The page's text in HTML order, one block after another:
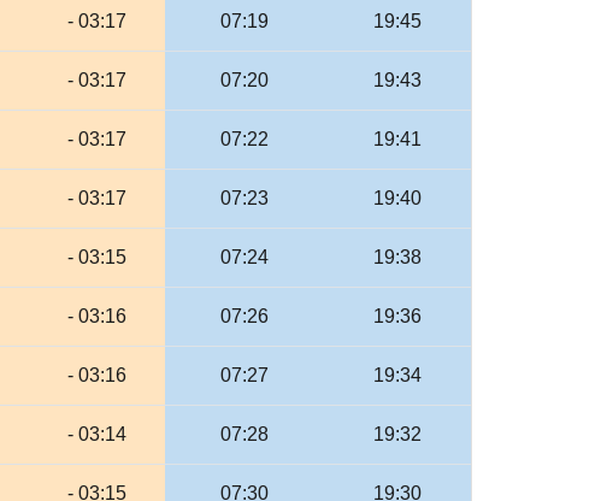
- 03:17 07:19 19:45
- 03:17 07:20 19:43
- 03:17 07:22 19:41
- 03:17 07:23 19:40
- 03:15 07:24 19:38
- 03:16 07:26 19:36
- 03:16 07:27 19:34
- 03:14 07:28 19:32
- 03:15 07:30 19:30